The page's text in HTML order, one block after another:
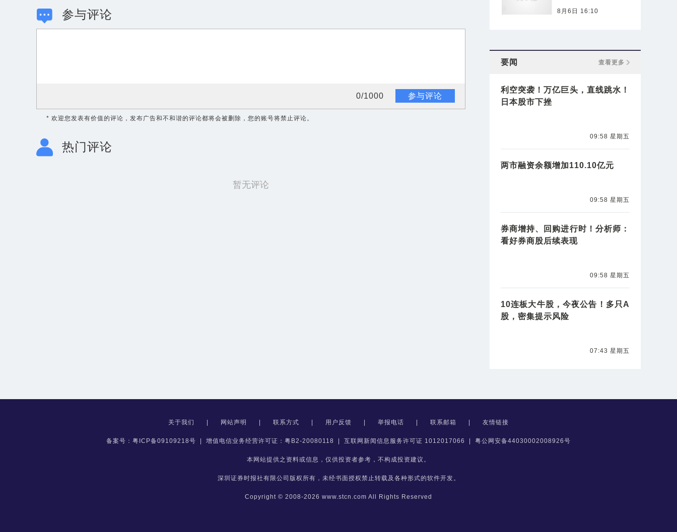
参与评论
0/1000 参与评论
* 欢迎您发表有价值的评论，发布广告和不和谐的评论都将会被删除，您的账号将禁止评论。
热门评论
暂无评论
8月6日 16:10
要闻 查看更多
利空突袭！万亿巨头，直线跳水！
日本股市下挫
09:58 星期五
两市融资余额增加110.10亿元
09:58 星期五
券商增持、回购进行时！分析师：
看好券商股后续表现
09:58 星期五
10连板大牛股，今夜公告！多只A
股，密集提示风险
07:43 星期五
关于我们 网站声明 联系方式 用户反馈 举报电话 联系邮箱 友情链接
备案号：粤ICP备09109218号 增值电信业务经营许可证：粤B2-20080118 互联网新闻信息服务许可证 1012017066 粤公网安备44030002008926号
本网站提供之资料或信息，仅供投资者参考，不构成投资建议。
深圳证券时报社有限公司版权所有，未经书面授权禁止转载及各种形式的软件开发。
Copyright © 2008-2026 www.stcn.com All Rights Reserved